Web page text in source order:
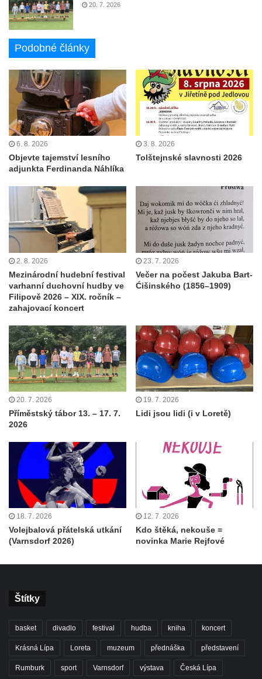
20. 7. 2026
Podobné články
6. 8. 2026
Objevte tajemství lesního
adjunkta Ferdinanda Náhlíka
3. 8. 2026
Tolštejnské slavnosti 2026
2. 8. 2026
Mezinárodní hudební festival
varhanní duchovní hudby ve
Filipově 2026 – XIX. ročník –
zahajovací koncert
23. 7. 2026
Večer na počest Jakuba Bart-
Ćišinského (1856–1909)
20. 7. 2026
Příměstský tábor 13. – 17. 7.
2026
19. 7. 2026
Lidi jsou lidi (i v Loretě)
18. 7. 2026
Volejbalová přátelská utkání
(Varnsdorf 2026)
12. 7. 2026
Kdo štěká, nekouše =
novinka Marie Rejfové
Štítky
basket divadlo festival hudba kniha koncert
Krásná Lípa Loreta muzeum přednáška představení
Rumburk sport Varnsdorf výstava Česká Lípa